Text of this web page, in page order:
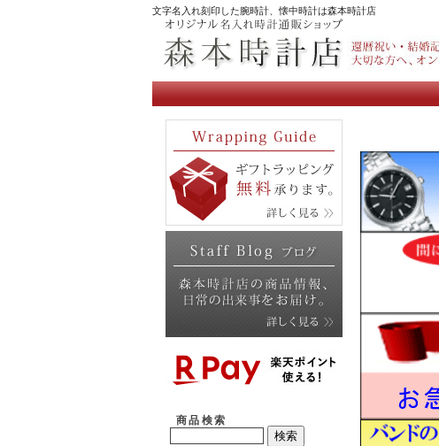
文字名入れ刻印した腕時計、懐中時計は森本時計店
商品検索